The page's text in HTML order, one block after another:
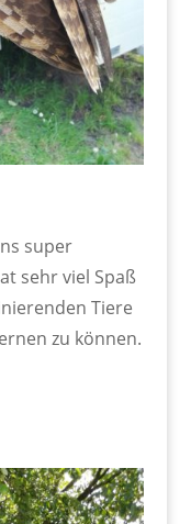
super
sehr viel Spaß
Tiere
zu können.